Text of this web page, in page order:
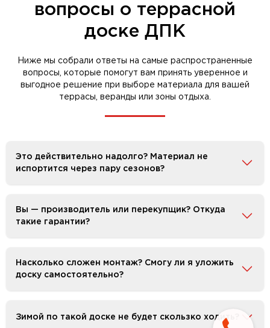
вопросы о террасной
доске ДПК
Ниже мы собрали ответы на самые распространенные
вопросы, которые помогут вам принять уверенное и
выгодное решение при выборе материала для вашей
террасы, веранды или зоны отдыха.
Это действительно надолго? Материал не
испортится через пару сезонов?
Вы — производитель или перекупщик? Откуда
такие гарантии?
Насколько сложен монтаж? Смогу ли я уложить
доску самостоятельно?
Зимой по такой доске не будет скользко ходить?